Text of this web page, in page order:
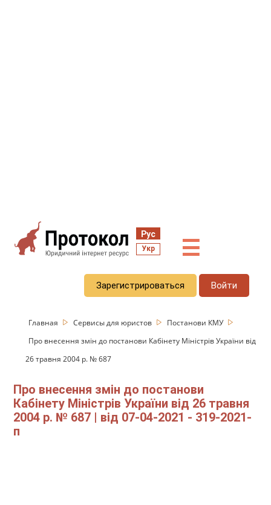
Рус
Укр ☰
Зарегистрироваться Войти
Главная Сервисы для юристов
Постанови КМУ
Про внесення змін до постанови Кабінету Міністрів України від
26 травня 2004 р. № 687
Про внесення змін до постанови
Кабінету Міністрів України від 26 травня
2004 р. № 687 | від 07-04-2021 - 319-2021-
п